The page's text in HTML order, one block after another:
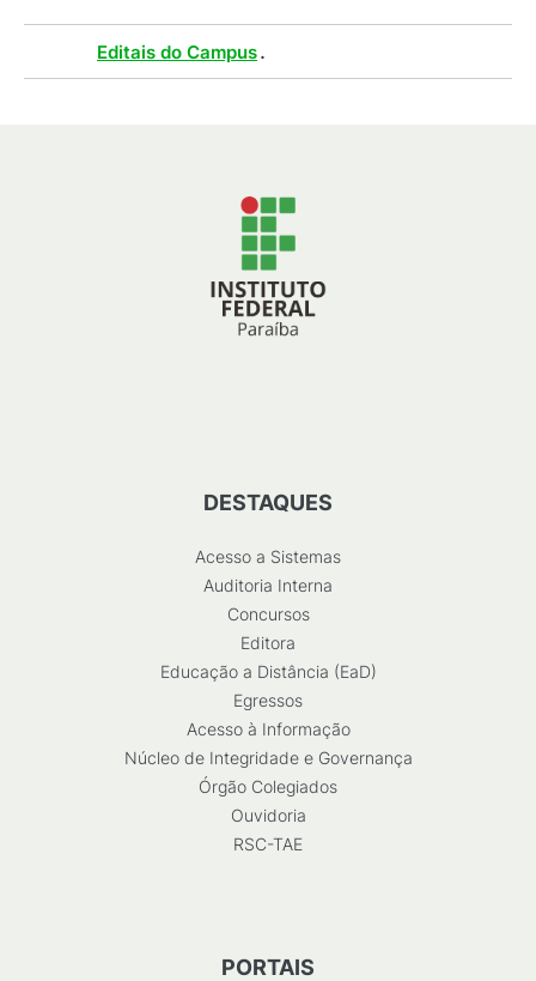
Editais do Campus.
DESTAQUES
Acesso a Sistemas
Auditoria Interna
Concursos
Editora
Educação a Distância (EaD)
Egressos
Acesso à Informação
Núcleo de Integridade e Governança
Órgão Colegiados
Ouvidoria
RSC-TAE
PORTAIS